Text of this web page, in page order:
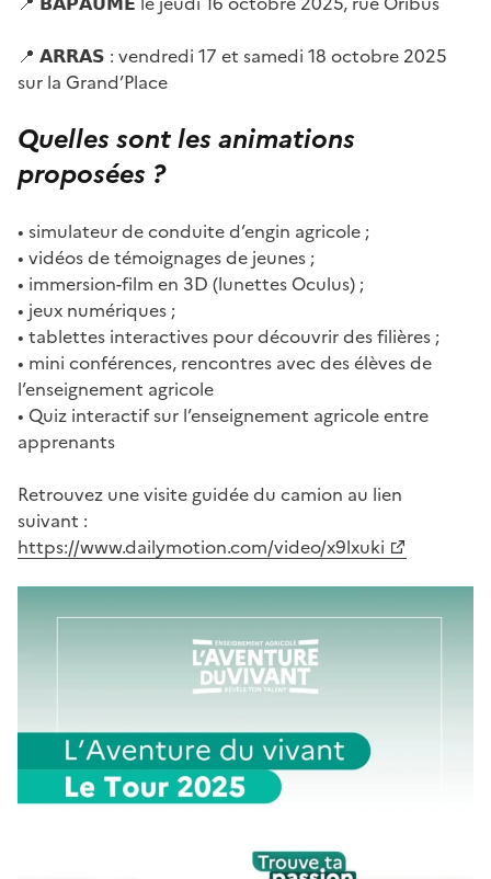
📍 𝗔𝗥𝗥𝗔𝗦 : vendredi 17 et samedi 18 octobre 2025
sur la Grand’Place
Quelles sont les animations
proposées ?
• simulateur de conduite d’engin agricole ;
• vidéos de témoignages de jeunes ;
• immersion-film en 3D (lunettes Oculus) ;
• jeux numériques ;
• tablettes interactives pour découvrir des filières ;
• mini conférences, rencontres avec des élèves de
l’enseignement agricole
• Quiz interactif sur l’enseignement agricole entre
apprenants
Retrouvez une visite guidée du camion au lien
suivant :
https://www.dailymotion.com/video/x9lxuki